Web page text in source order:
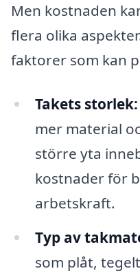
Men kostnaden
flera olika
faktorer som kan
Takets storlek:
mer material
större yta
kostnader för
arbetskraft.
Typ av
som plåt,